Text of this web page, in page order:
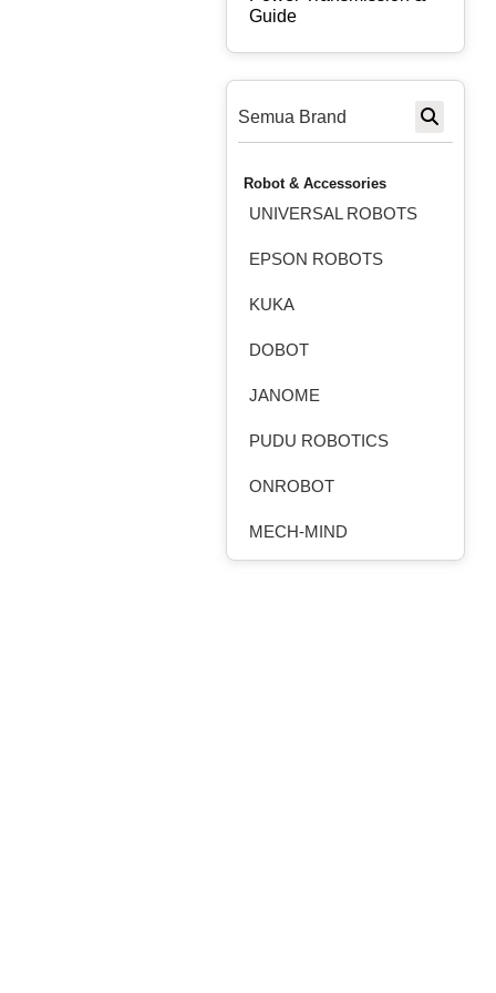
Guide
Semua Brand
Robot & Accessories
UNIVERSAL ROBOTS
EPSON ROBOTS
KUKA
DOBOT
JANOME
PUDU ROBOTICS
ONROBOT
MECH-MIND